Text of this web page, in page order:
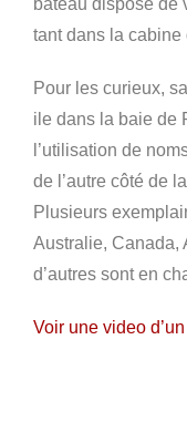
bateau dispose de
tant dans la cabine
Pour les curieux,
ile dans la baie de
l’utilisation de
de l’autre côté de
Plusieurs
Australie, Canada,
d’autres sont en
Voir une video